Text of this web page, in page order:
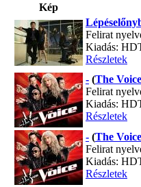
Kép
Felirat
Kiadás:
Részletek
- (The Voice
Felirat
Kiadás:
Részletek
- (The Voice
Felirat
Kiadás:
Részletek